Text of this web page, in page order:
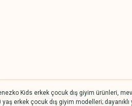
Kids erkek çocuk dış giyim ürünleri,
yaş erkek çocuk dış giyim modelleri;